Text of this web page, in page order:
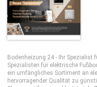
Bodenheizung 24 - Ihr Spezialist
Spezialisten für elektrische
ein umfängliches Sortiment an
hervorragender Qualität zu